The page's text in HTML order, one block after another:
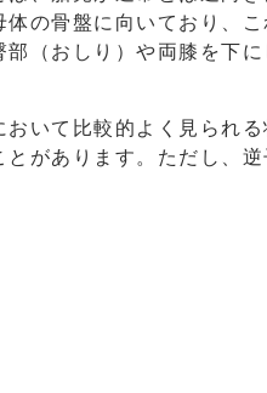
の骨盤に向いており、
（おしり）や両膝を下
いて比較的よく見られ
があります。ただし、